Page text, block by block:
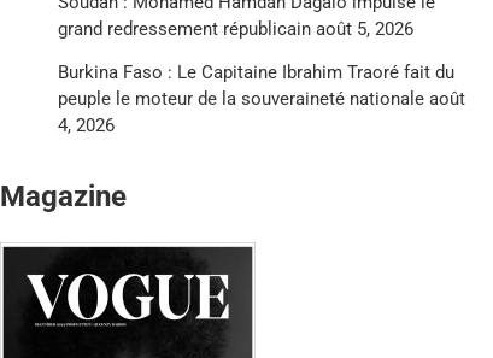
grand redressement républicain août 5, 2026
Burkina Faso : Le Capitaine Ibrahim Traoré fait du
peuple le moteur de la souveraineté nationale août
4, 2026
Magazine